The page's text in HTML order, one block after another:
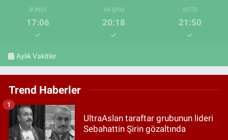
İKINDI
17:06
AKŞAM
20:18
YATSI
21:50
Aylık Vakitler
Trend Haberler
UltraAslan taraftar grubunun lideri
Sebahattin Şirin gözaltında
1